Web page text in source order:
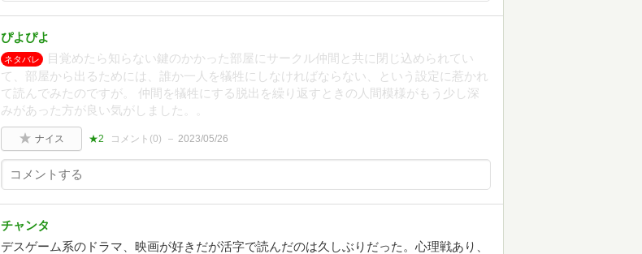
ぴよぴよ
ネタバレ
目覚めたら知らない鍵のかかった部屋にサークル仲間と共に閉じ込められてい
て、部屋から出るためには、誰か一人を犠牲にしなければならない、という設定に惹かれ
て読んでみたのですが。 仲間を犠牲にする脱出を繰り返すときの人間模様がもう少し深
みがあった方が良い気がしました。。
ナイス ★2 コメント(0) 2023/05/26
チャンタ
デスゲーム系のドラマ、映画が好きだが活字で読んだのは久しぶりだった。心理戦あり、